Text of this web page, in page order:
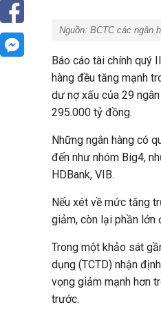
Nguồn: BCTC các ngân
Báo cáo tài chính quý
hàng đều tăng mạnh
dư nợ xấu của 29
295.000 tỷ đồng.
Những ngân hàng có
đến như nhóm Big4,
HDBank, VIB.
Nếu xét về mức tăng
giảm, còn lại phần lớn
Trong một khảo sát
dụng (TCTD) nhận
vọng giảm mạnh hơn
trước.